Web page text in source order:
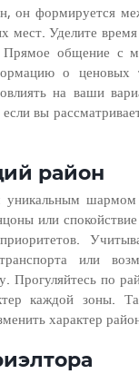
он формируется
мест. Уделите
общение с
о ценовых
на ваши
вы
район
или
или
по
каждой зоны.
характер